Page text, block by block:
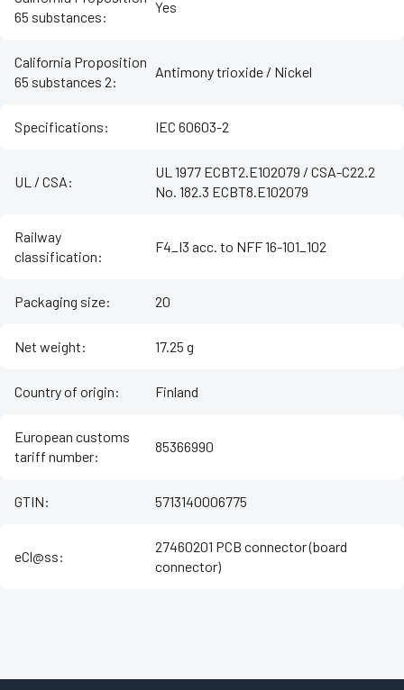
65 substances:
Yes
California Proposition
65 substances 2:
Antimony trioxide / Nickel
Specifications: IEC 60603-2
UL / CSA:
UL 1977 ECBT2.E102079 / CSA-C22.2
No. 182.3 ECBT8.E102079
Railway
classification:
F4_I3 acc. to NFF 16-101_102
Packaging size: 20
Net weight: 17.25 g
Country of origin: Finland
European customs
tariff number:
85366990
GTIN: 5713140006775
eCl@ss:
27460201 PCB connector (board
connector)